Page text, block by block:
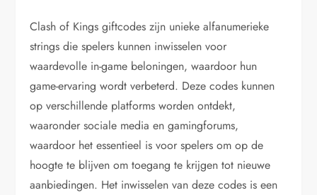
Clash of Kings giftcodes zijn unieke alfanumerieke
strings die spelers kunnen inwisselen voor
waardevolle in-game beloningen, waardoor hun
game-ervaring wordt verbeterd. Deze codes kunnen
op verschillende platforms worden ontdekt,
waaronder sociale media en gamingforums,
waardoor het essentieel is voor spelers om op de
hoogte te blijven om toegang te krijgen tot nieuwe
aanbiedingen. Het inwisselen van deze codes is een